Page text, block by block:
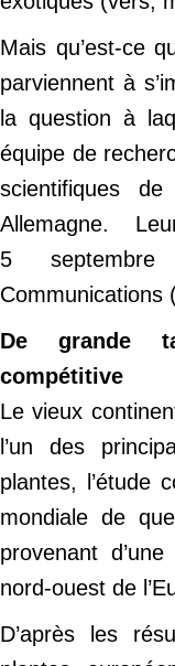
Mais qu’est-ce
parviennent à
la question à
équipe de
scientifiques
Allemagne.
5
Communications
De grande
compétitive
Le vieux
l’un des
plantes, l’étude
mondiale de
provenant
nord-ouest de
D’après les